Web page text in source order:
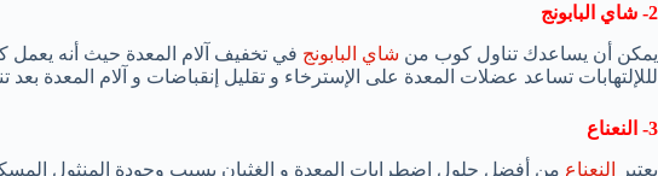
2- شاي البابونج
يمكن أن يساعدك تناول كوب من شاي البابونج في تخفيف آلام المعدة حيث أنه يعمل
لللإلتهابات تساعد عضلات المعدة على الإسترخاء و تقليل إنقباضات و آلام المعدة
3- النعناع
يعتبر
النعناع من أفضل حلول إضطرابات المعدة و الغثيان بسبب وجودة المنثول